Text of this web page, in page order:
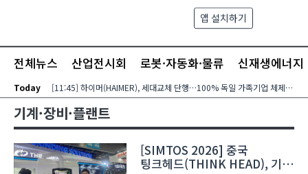
앱 설치하기
전체뉴스 산업전시회 로봇·자동화·물류 신재생에너지
Today [11:45] 하이머(HAIMER), 세대교체 단행…100% 독일 가족기업 체제 유지 발표
기계·장비·플랜트
[SIMTOS 2026] 중국
팅크헤드(THINK HEAD), 기어